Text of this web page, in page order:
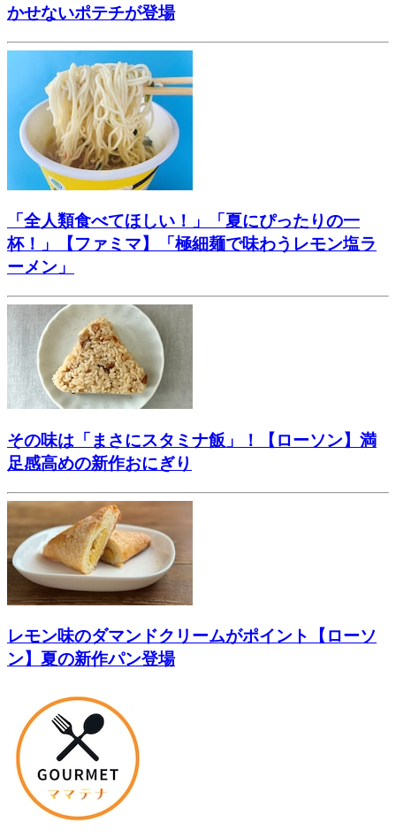
かせないポテチが登場
「全人類食べてほしい！」「夏にぴったりの一
杯！」【ファミマ】「極細麺で味わうレモン塩ラ
ーメン」
その味は「まさにスタミナ飯」！【ローソン】満
足感高めの新作おにぎり
レモン味のダマンドクリームがポイント【ローソ
ン】夏の新作パン登場